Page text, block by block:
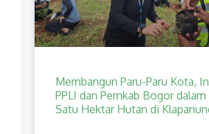
Membangun Paru-Paru Kota,
PPLI dan Pemkab Bogor dalam
Satu Hektar Hutan di